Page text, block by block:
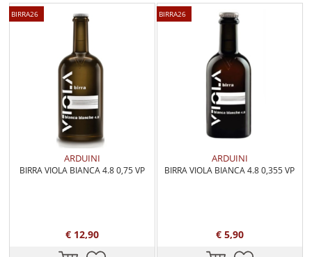
BIRRA26
ARDUINI
BIRRA VIOLA BIANCA 4.8 0,75 VP
€ 12,90
BIRRA26
ARDUINI
BIRRA VIOLA BIANCA 4.8 0,355 VP
€ 5,90